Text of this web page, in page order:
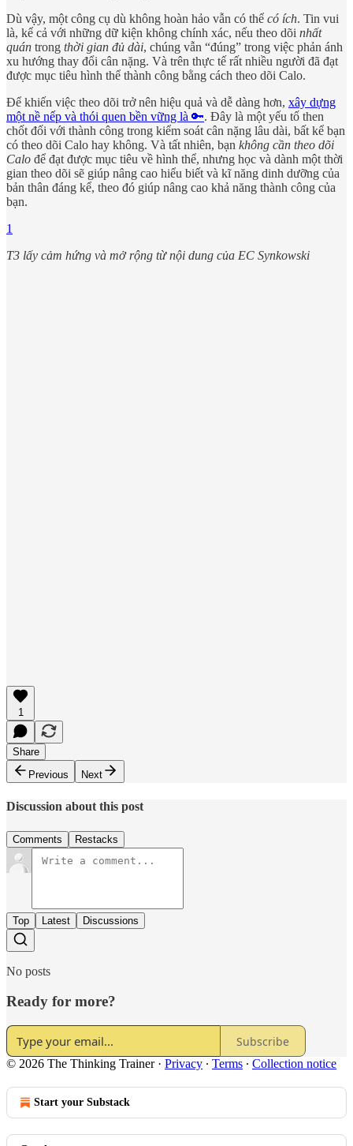
Dù vậy, một công cụ dù không hoàn hảo vẫn có thể có ích. Tin vui
là, kể cả với những dữ kiện không chính xác, nếu theo dõi nhất
quán trong thời gian đủ dài, chúng vẫn “đúng” trong việc phản ánh
xu hướng thay đổi cân nặng. Và trên thực tế rất nhiều người đã đạt
được mục tiêu hình thể thành công bằng cách theo dõi Calo.
Để khiến việc theo dõi trở nên hiệu quả và dễ dàng hơn, xây dựng
một nề nếp và thói quen bền vững là 🔑. Đây là một yếu tố then
chốt đối với thành công trong kiểm soát cân nặng lâu dài, bất kể bạn
có theo dõi Calo hay không. Và tất nhiên, bạn không cần theo dõi
Calo để đạt được mục tiêu về hình thể, nhưng học và dành một thời
gian theo dõi sẽ giúp nâng cao hiểu biết và kĩ năng dinh dưỡng của
bản thân đáng kể, theo đó giúp nâng cao khả năng thành công của
bạn.
1
T3 lấy cảm hứng và mở rộng từ nội dung của EC Synkowski
1
Share
Previous
Next
Discussion about this post
Comments Restacks
Top Latest Discussions
No posts
Ready for more?
Subscribe
© 2026 The Thinking Trainer· Privacy ∙ Terms ∙ Collection notice
Start your Substack